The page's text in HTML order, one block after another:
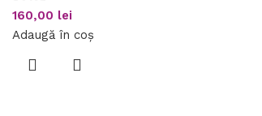
160,00 lei
Adaugă în coș